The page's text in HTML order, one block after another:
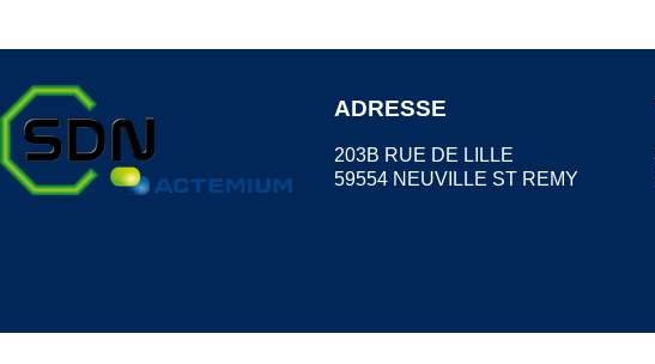
ADRESSE
203B RUE DE LILLE
59554 NEUVILLE ST REMY